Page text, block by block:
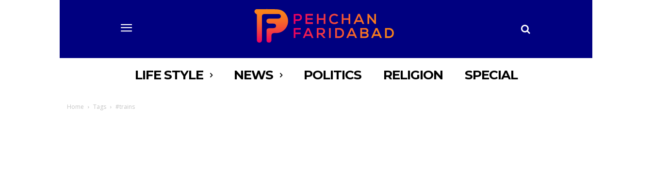
LIFE STYLE NEWS POLITICS RELIGION SPECIAL
Home Tags #trains